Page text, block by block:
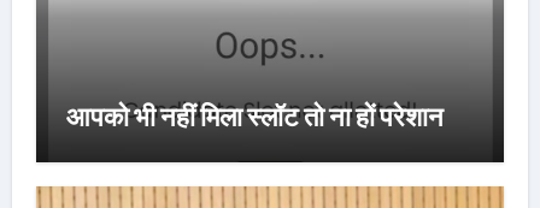
आपको भी नहीं मिला स्लॉट तो ना हों परेशान